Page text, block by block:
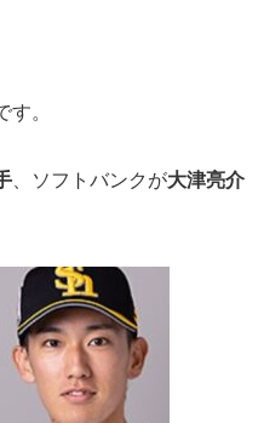
。
、ソフトバンクが大津亮介